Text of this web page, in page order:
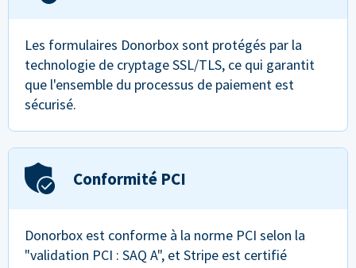
Les formulaires Donorbox sont protégés par la
technologie de cryptage SSL/TLS, ce qui garantit
que l'ensemble du processus de paiement est
sécurisé.
Conformité PCI
Donorbox est conforme à la norme PCI selon la
"validation PCI : SAQ A", et Stripe est certifié